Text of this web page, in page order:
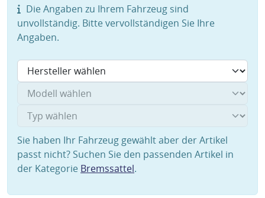
Die Angaben zu Ihrem Fahrzeug sind
unvollständig. Bitte vervollständigen Sie Ihre
Angaben.
Sie haben Ihr Fahrzeug gewählt aber der Artikel
passt nicht? Suchen Sie den passenden Artikel in
der Kategorie Bremssattel.